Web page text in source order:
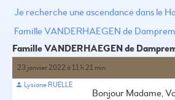
Je recherche une ascendance dans le
Famille VANDERHAEGEN de
Famille VANDERHAEGEN de
23 janvier 2022 à 11 h 21 min
Lysiane RUELLE
Bonjour Madame,